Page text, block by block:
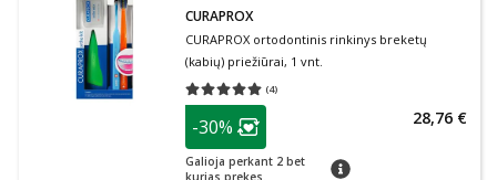
CURAPROX
CURAPROX ortodontinis rinkinys breketų
(kabių) priežiūrai, 1 vnt.
(4)
Vidutinis įvertinimas 5.00
patarimas
Lojalumo klubo narių nuolaida
-30%
Galioja perkant 2 bet
kurias prekes.
patarimas
28,76 €